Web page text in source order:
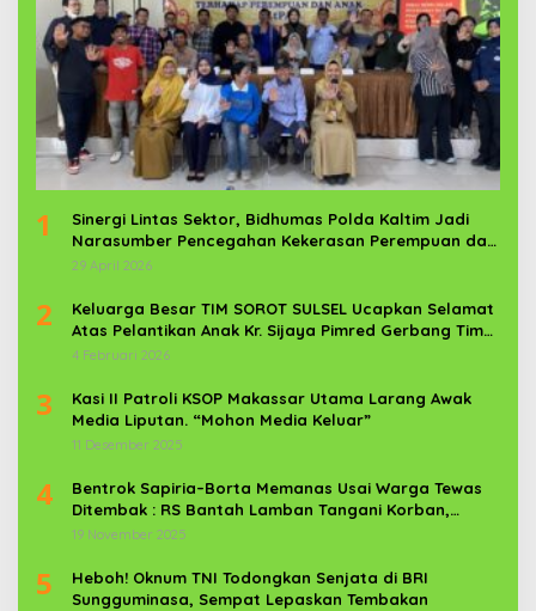
1
Sinergi Lintas Sektor, Bidhumas Polda Kaltim Jadi
Narasumber Pencegahan Kekerasan Perempuan dan
Anak
29 April 2026
2
Keluarga Besar TIM SOROT SULSEL Ucapkan Selamat
Atas Pelantikan Anak Kr. Sijaya Pimred Gerbang Timur
News Com Sebagai Prajurit TNI
4 Februari 2026
3
Kasi II Patroli KSOP Makassar Utama Larang Awak
Media Liputan. “Mohon Media Keluar”
11 Desember 2025
4
Bentrok Sapiria–Borta Memanas Usai Warga Tewas
Ditembak : RS Bantah Lamban Tangani Korban,
Aparat TNI-POLRI Dikerahkan
19 November 2025
5
Heboh! Oknum TNI Todongkan Senjata di BRI
Sungguminasa, Sempat Lepaskan Tembakan